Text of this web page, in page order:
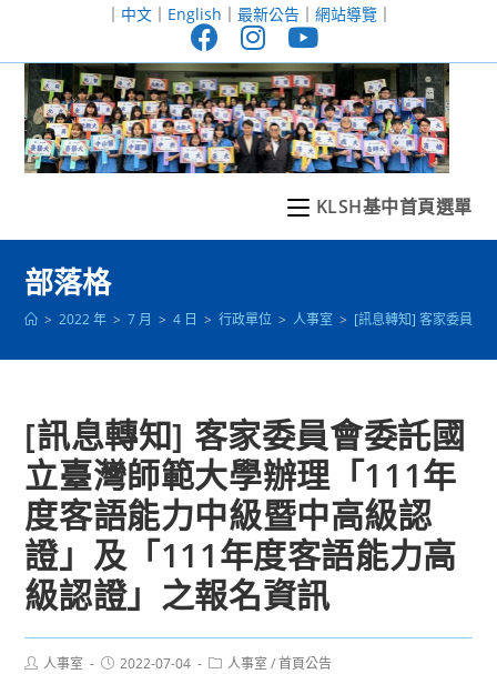
至
｜ 中文｜ English ｜ 最新公告｜ 網站導覽｜
KLSH基中首頁選單
部落格
> 2022 年 > 7 月 > 4 日 > 行政單位 > 人事室 > [訊息轉知] 客家委員會
[訊息轉知] 客家委員會委託國
立臺灣師範大學辦理「111年
度客語能力中級暨中高級認
證」及「111年度客語能力高
級認證」之報名資訊
Post人事室
Post2022-07-04
Post人事室 / 首頁公告